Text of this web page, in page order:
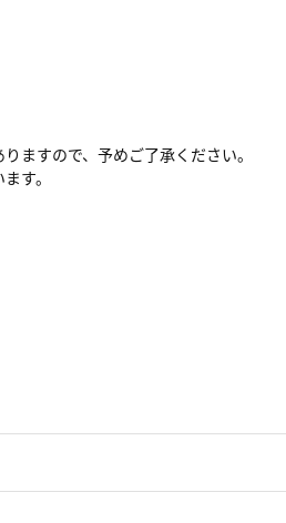
ますので、予めご了承ください。
す。